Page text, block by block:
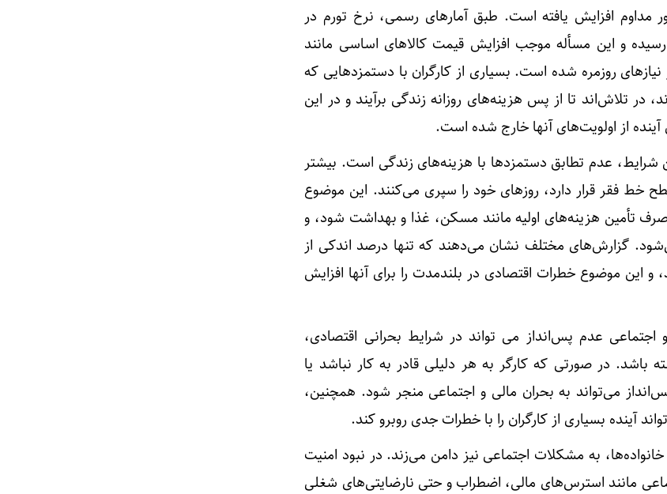
مداوم افزایش یافته است. طبق آمارهای رسمی، نرخ تورم در
و این مسأله موجب افزایش قیمت کالاهای اساسی مانند
روزمره شده است. بسیاری از کارگران با دستمزدهایی که
تلاش‌اند تا از پس هزینه‌های روزانه زندگی برآیند و در این
آینده از اولویت‌های آنها خارج شده است.
شرایط، عدم تطابق دستمزدها با هزینه‌های زندگی است. بیشتر
خط فقر قرار دارد، روزهای خود را سپری می‌کنند. این موضوع
تأمین هزینه‌های اولیه مانند مسکن، غذا و بهداشت شود، و
گزارش‌های مختلف نشان می‌دهند که تنها درصد اندکی از
و این موضوع خطرات اقتصادی در بلندمدت را برای آنها افزایش
اجتماعی عدم پس‌انداز می تواند در شرایط بحرانی اقتصادی،
باشد. در صورتی که کارگر به هر دلیلی قادر به کار نباشد یا
می‌تواند به بحران مالی و اجتماعی منجر شود. همچنین،
آینده بسیاری از کارگران را با خطرات جدی روبرو کند.
به مشکلات اجتماعی نیز دامن می‌زند. در نبود امنیت
مانند استرس‌های مالی، اضطراب و حتی نارضایتی‌های شغلی